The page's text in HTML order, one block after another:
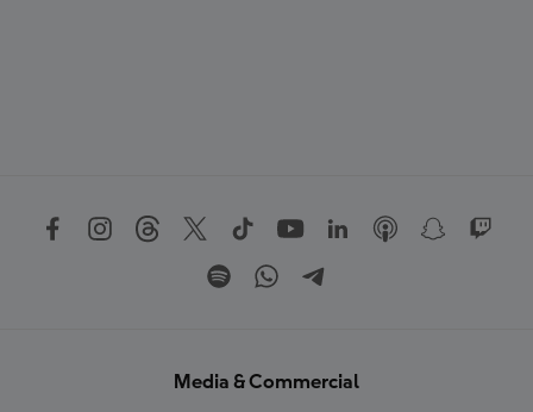
Media & Commercial